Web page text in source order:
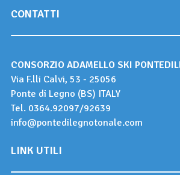
CONTATTI
CONSORZIO ADAMELLO SKI
Via F.lli Calvi, 53 - 25056
Ponte di Legno (BS) ITALY
Tel. 0364.92097/92639
info@pontedilegnotonale.com
LINK UTILI